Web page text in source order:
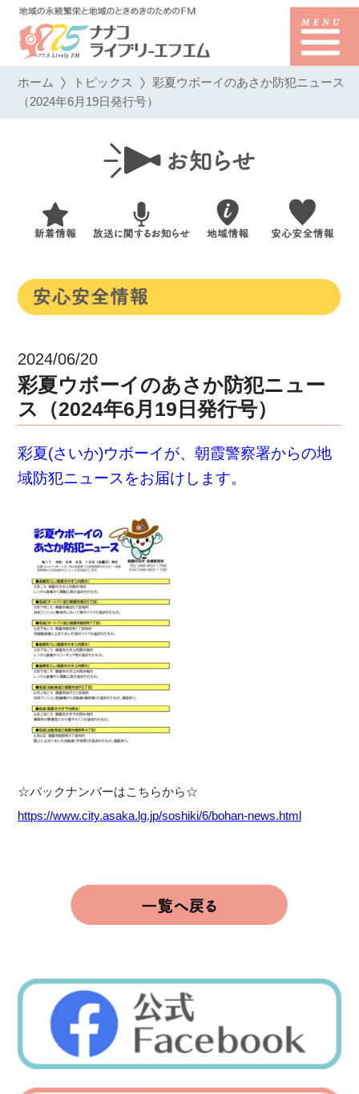
ホーム トピックス 彩夏ウボーイのあさか防犯ニュース
（2024年6月19日発行号）
2024/06/20
彩夏ウボーイのあさか防犯ニュー
ス（2024年6月19日発行号）
彩夏(さいか)ウボーイが、朝霞警察署からの地
域防犯ニュースをお届けします。
☆バックナンバーはこちらから☆
https://www.city.asaka.lg.jp/soshiki/6/bohan-news.html